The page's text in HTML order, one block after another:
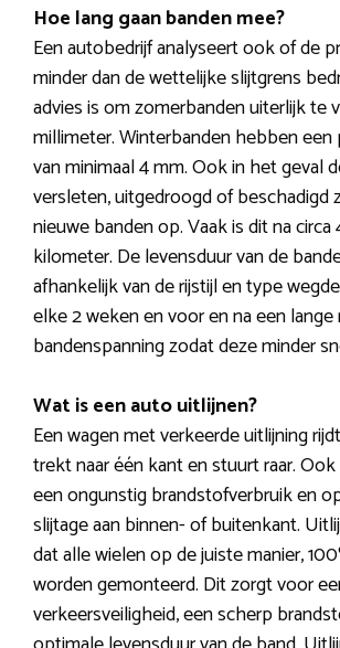
Hoe lang gaan banden mee?
Een autobedrijf analyseert ook of de
minder dan de wettelijke slijtgrens
advies is om zomerbanden uiterlijk te
millimeter. Winterbanden hebben
van minimaal 4 mm. Ook in het geval
versleten, uitgedroogd of beschadigd
nieuwe banden op. Vaak is dit na
kilometer. De levensduur van de
afhankelijk van de rijstijl en type
elke 2 weken en voor en na een lange
bandenspanning zodat deze minder
Wat is een auto uitlijnen?
Een wagen met verkeerde uitlijning
trekt naar één kant en stuurt raar.
een ongunstig brandstofverbruik en
slijtage aan binnen- of buitenkant.
dat alle wielen op de juiste manier,
worden gemonteerd. Dit zorgt voor
verkeersveiligheid, een scherp